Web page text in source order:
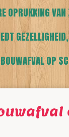
OPRUKKING
OP